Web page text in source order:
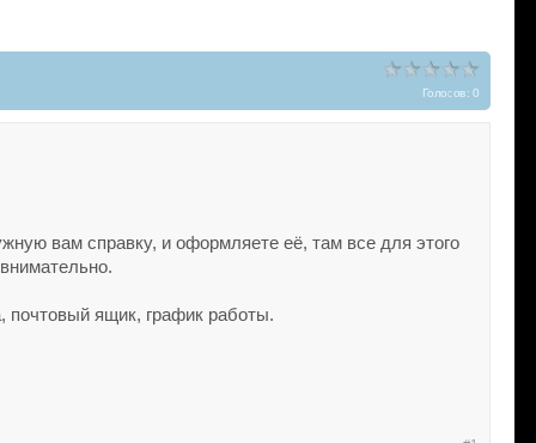
Голосов: 0
вам справку, и оформляете её, там все для этого
почтовый ящик, график работы.